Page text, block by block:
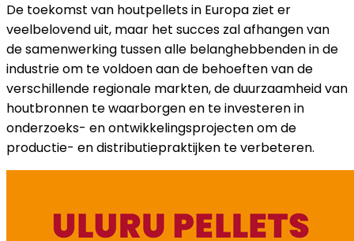
De toekomst van houtpellets in Europa ziet er
veelbelovend uit, maar het succes zal afhangen van
de samenwerking tussen alle belanghebbenden in de
industrie om te voldoen aan de behoeften van de
verschillende regionale markten, de duurzaamheid van
houtbronnen te waarborgen en te investeren in
onderzoeks- en ontwikkelingsprojecten om de
productie- en distributiepraktijken te verbeteren.